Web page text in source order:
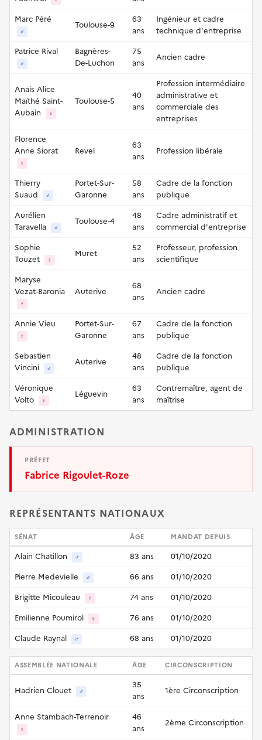
Marc Péré
♂
Toulouse-9
63
ans
Ingénieur et cadre
technique d'entreprise
Patrice Rival
♂
Bagnères-
De-Luchon
75
ans
Ancien cadre
Anais Alice
Maïthé Saint-
Aubain
♀
Toulouse-5
40
ans
Profession intermédiaire
administrative et
commerciale des
entreprises
Florence
Anne Siorat
♀
Revel
63
ans
Profession libérale
Thierry
Suaud
♂
Portet-Sur-
Garonne
58
ans
Cadre de la fonction
publique
Aurélien
Taravella
♂
Toulouse-4
48
ans
Cadre administratif et
commercial d'entreprise
Sophie
Touzet
♀
Muret
52
ans
Professeur, profession
scientifique
Maryse
Vezat-Baronia
♀
Auterive
68
ans
Ancien cadre
Annie Vieu
♀
Portet-Sur-
Garonne
67
ans
Cadre de la fonction
publique
Sebastien
Vincini
♂
Auterive
48
ans
Cadre de la fonction
publique
Véronique
Volto
♀
Léguevin
63
ans
Contremaître, agent de
maîtrise
ADMINISTRATION
PRÉFET
Fabrice Rigoulet-Roze
REPRÉSENTANTS NATIONAUX
SÉNAT ÂGE MANDAT DEPUIS
Alain Chatillon ♂ 83 ans
01/10/2020
Pierre Medevielle
♂ 66 ans
01/10/2020
Brigitte Micouleau
♀ 74 ans
01/10/2020
Emilienne Poumirol
♀ 76 ans
01/10/2020
Claude Raynal
♂ 68 ans 01/10/2020
ASSEMBLÉE NATIONALE ÂGE CIRCONSCRIPTION
Hadrien Clouet ♂
35
ans
1ère Circonscription
Anne Stambach-Terrenoir
♀
46
ans
2ème Circonscription